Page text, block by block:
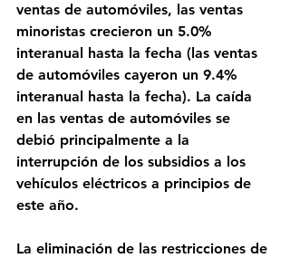
ventas de automóviles, las ventas
minoristas crecieron un 5.0%
interanual hasta la fecha (las ventas
de automóviles cayeron un 9.4%
interanual hasta la fecha). La caída
en las ventas de automóviles se
debió principalmente a la
interrupción de los subsidios a los
vehículos eléctricos a principios de
este año.
La eliminación de las restricciones de